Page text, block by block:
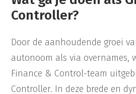
Controller?
Door de aanhoudende groei
autonoom als via overnames,
Finance & Control-team
Controller. In deze brede en